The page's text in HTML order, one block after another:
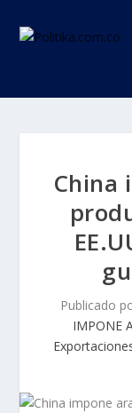
China
Publicado
IMPONE